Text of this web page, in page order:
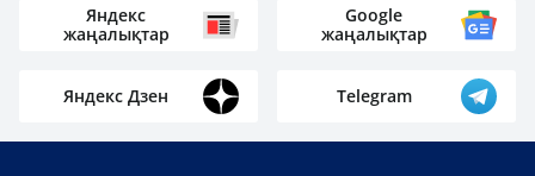
Яндекс
жаңалықтар
Google
жаңалықтар
Яндекс Дзен Telegram